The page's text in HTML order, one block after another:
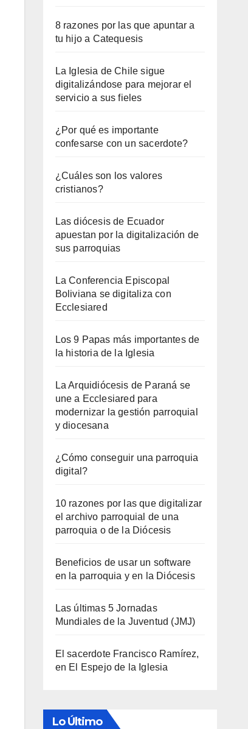
8 razones por las que apuntar a
tu hijo a Catequesis
La Iglesia de Chile sigue
digitalizándose para mejorar el
servicio a sus fieles
¿Por qué es importante
confesarse con un sacerdote?
¿Cuáles son los valores
cristianos?
Las diócesis de Ecuador
apuestan por la digitalización de
sus parroquias
La Conferencia Episcopal
Boliviana se digitaliza con
Ecclesiared
Los 9 Papas más importantes de
la historia de la Iglesia
La Arquidiócesis de Paraná se
une a Ecclesiared para
modernizar la gestión parroquial
y diocesana
¿Cómo conseguir una parroquia
digital?
10 razones por las que digitalizar
el archivo parroquial de una
parroquia o de la Diócesis
Beneficios de usar un software
en la parroquia y en la Diócesis
Las últimas 5 Jornadas
Mundiales de la Juventud (JMJ)
El sacerdote Francisco Ramírez,
en El Espejo de la Iglesia
Lo Último